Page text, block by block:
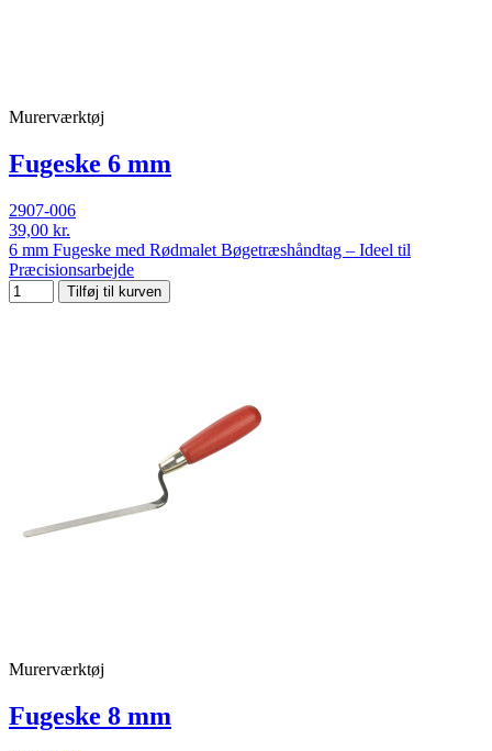
Murerværktøj
Fugeske 6 mm
2907-006
39,00 kr.
6 mm Fugeske med Rødmalet Bøgetræshåndtag – Ideel til
Præcisionsarbejde
Tilføj til kurven
Murerværktøj
Fugeske 8 mm